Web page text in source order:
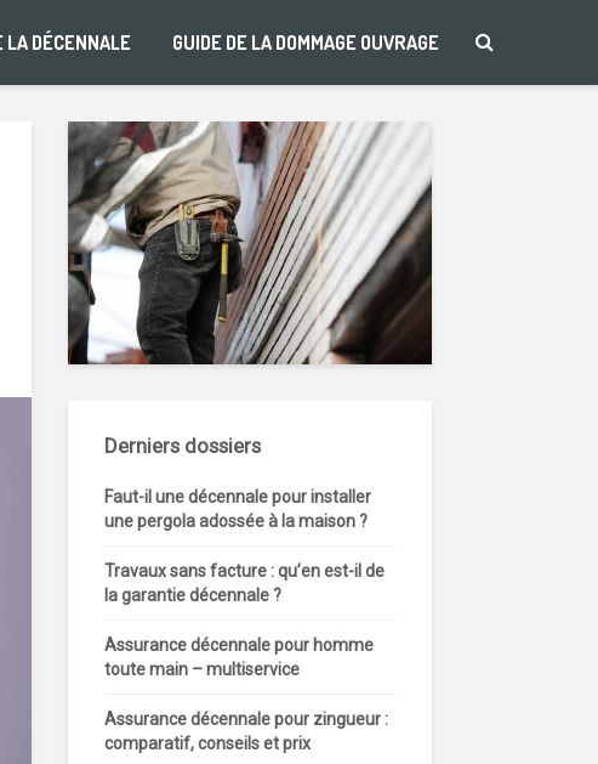
LA DÉCENNALE GUIDE DE LA DOMMAGE OUVRAGE
Derniers dossiers
Faut-il une décennale pour installer
une pergola adossée à la maison ?
Travaux sans facture : qu’en est-il de
la garantie décennale ?
Assurance décennale pour homme
toute main – multiservice
Assurance décennale pour zingueur :
comparatif, conseils et prix